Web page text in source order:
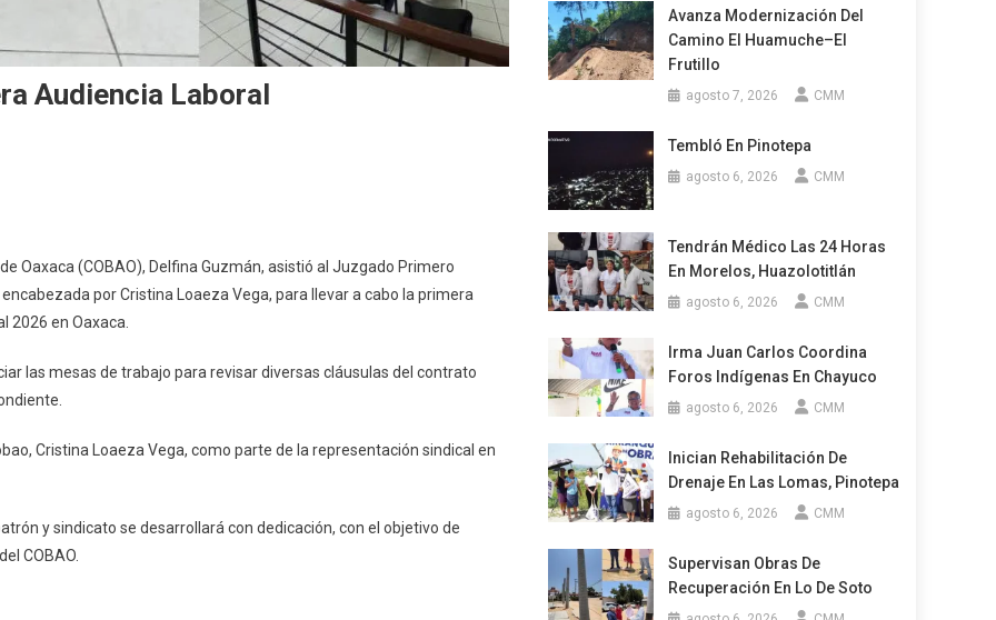
Audiencia Laboral
Oaxaca (COBAO), Delfina Guzmán, asistió al Juzgado Primero
por Cristina Loaeza Vega, para llevar a cabo la primera
2026 en Oaxaca.
las mesas de trabajo para revisar diversas cláusulas del contrato
Cristina Loaeza Vega, como parte de la representación sindical en
y sindicato se desarrollará con dedicación, con el objetivo de
COBAO.
Avanza Modernización Del
Camino El Huamuche–El
Frutillo
agosto 7, 2026 CMM
Tembló En Pinotepa
agosto 6, 2026 CMM
Tendrán Médico Las 24 Horas
En Morelos, Huazolotitlán
agosto 6, 2026 CMM
Irma Juan Carlos Coordina
Foros Indígenas En Chayuco
agosto 6, 2026 CMM
Inician Rehabilitación De
Drenaje En Las Lomas, Pinotepa
agosto 6, 2026 CMM
Supervisan Obras De
Recuperación En Lo De Soto